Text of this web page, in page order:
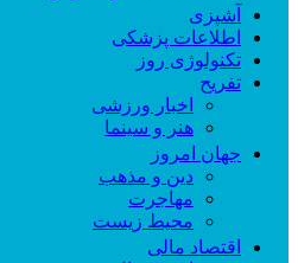
آشپزی
اطلاعات پزشکی
تکنولوژی روز
تفریح
اخبار ورزشی
هنر و سینما
جهان امروز
دین و مذهب
مهاجرت
محیط زیست
اقتصاد مالی